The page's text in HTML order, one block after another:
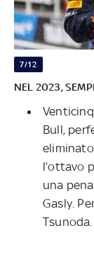
7/12
NEL 2023,
Bull,
eliminato
l’ottavo
una
Gasly.
Tsunoda.